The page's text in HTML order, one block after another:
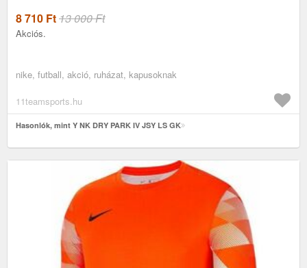
8 710 Ft13 000 Ft
Akciós.
nike, futball, akció, ruházat, kapusoknak
11teamsports.hu
Hasonlók, mint Y NK DRY PARK IV JSY LS GK